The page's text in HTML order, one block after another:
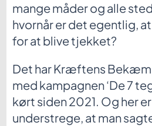
mange måder og alle
hvornår er det egentlig,
for at blive tjekket?
Det har Kræftens
med kampagnen ‘De 7
kørt siden 2021. Og her
understrege, at man